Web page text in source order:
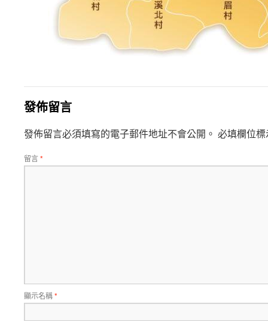
發佈留言
發佈留言必須填寫的電子郵件地址不會公開。 必填欄位
留言*
顯示名稱*